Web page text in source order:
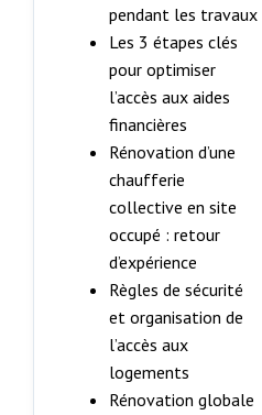
pendant les travaux
Les 3 étapes clés
pour optimiser
l’accès aux aides
financières
Rénovation d’une
chaufferie
collective en site
occupé : retour
d’expérience
Règles de sécurité
et organisation de
l’accès aux
logements
Rénovation globale